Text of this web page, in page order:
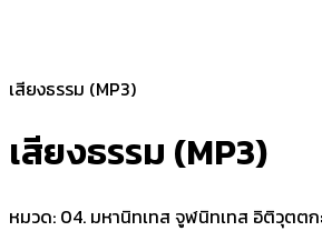
เสียงธรรม (MP3)
เสียงธรรม (MP3)
หมวด: 04. มหานิทเทส จูฬนิทเทส อิติวุตตก